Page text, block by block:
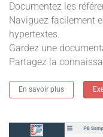
Documentez les
Naviguez facilement
hypertextes.
Gardez une
Partagez la
En savoir plus